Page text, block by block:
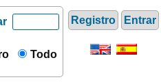
Registro Entrar
Todo